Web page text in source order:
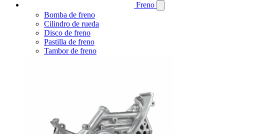
Freno
Bomba de freno
Cilindro de rueda
Disco de freno
Pastilla de freno
Tambor de freno